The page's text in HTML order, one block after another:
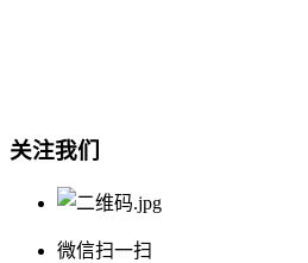
关注我们
微信扫一扫